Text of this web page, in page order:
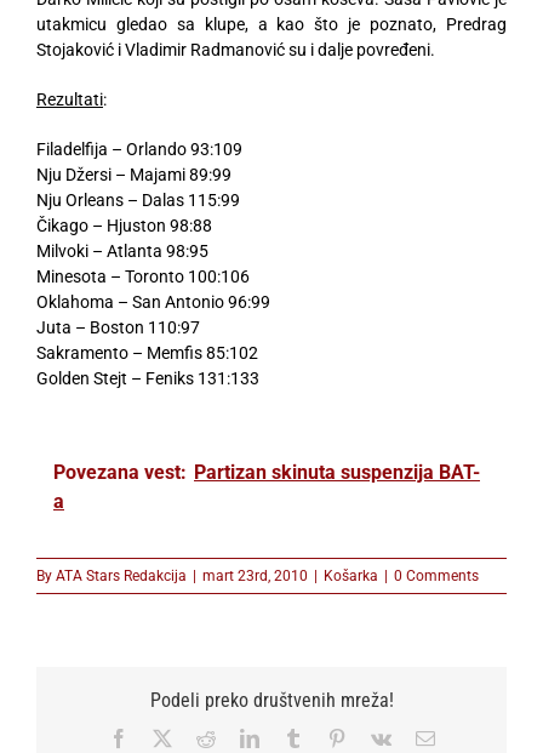
utakmicu gledao sa klupe, a kao što je poznato, Predrag
Stojaković i Vladimir Radmanović su i dalje povređeni.
Rezultati:
Filadelfija – Orlando 93:109
Nju Džersi – Majami 89:99
Nju Orleans – Dalas 115:99
Čikago – Hjuston 98:88
Milvoki – Atlanta 98:95
Minesota – Toronto 100:106
Oklahoma – San Antonio 96:99
Juta – Boston 110:97
Sakramento – Memfis 85:102
Golden Stejt – Feniks 131:133
Povezana vest: Partizan skinuta suspenzija BAT-
a
By ATA Stars Redakcija | mart 23rd, 2010 | Košarka | 0 Comments
Podeli preko društvenih mreža!
Facebook RedditLinkedInTumblr Pinterest
Vk Email